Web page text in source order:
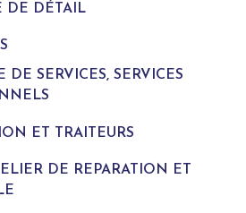
DE DÉTAIL
DE SERVICES, SERVICES
ET TRAITEURS
DE REPARATION ET